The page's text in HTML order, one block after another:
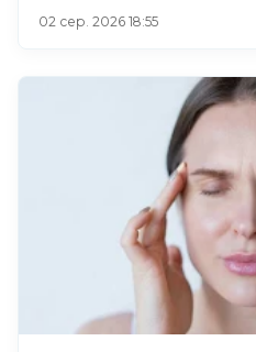
02 сер. 2026 18:55